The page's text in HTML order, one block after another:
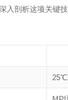
剖析这项关键
25℃